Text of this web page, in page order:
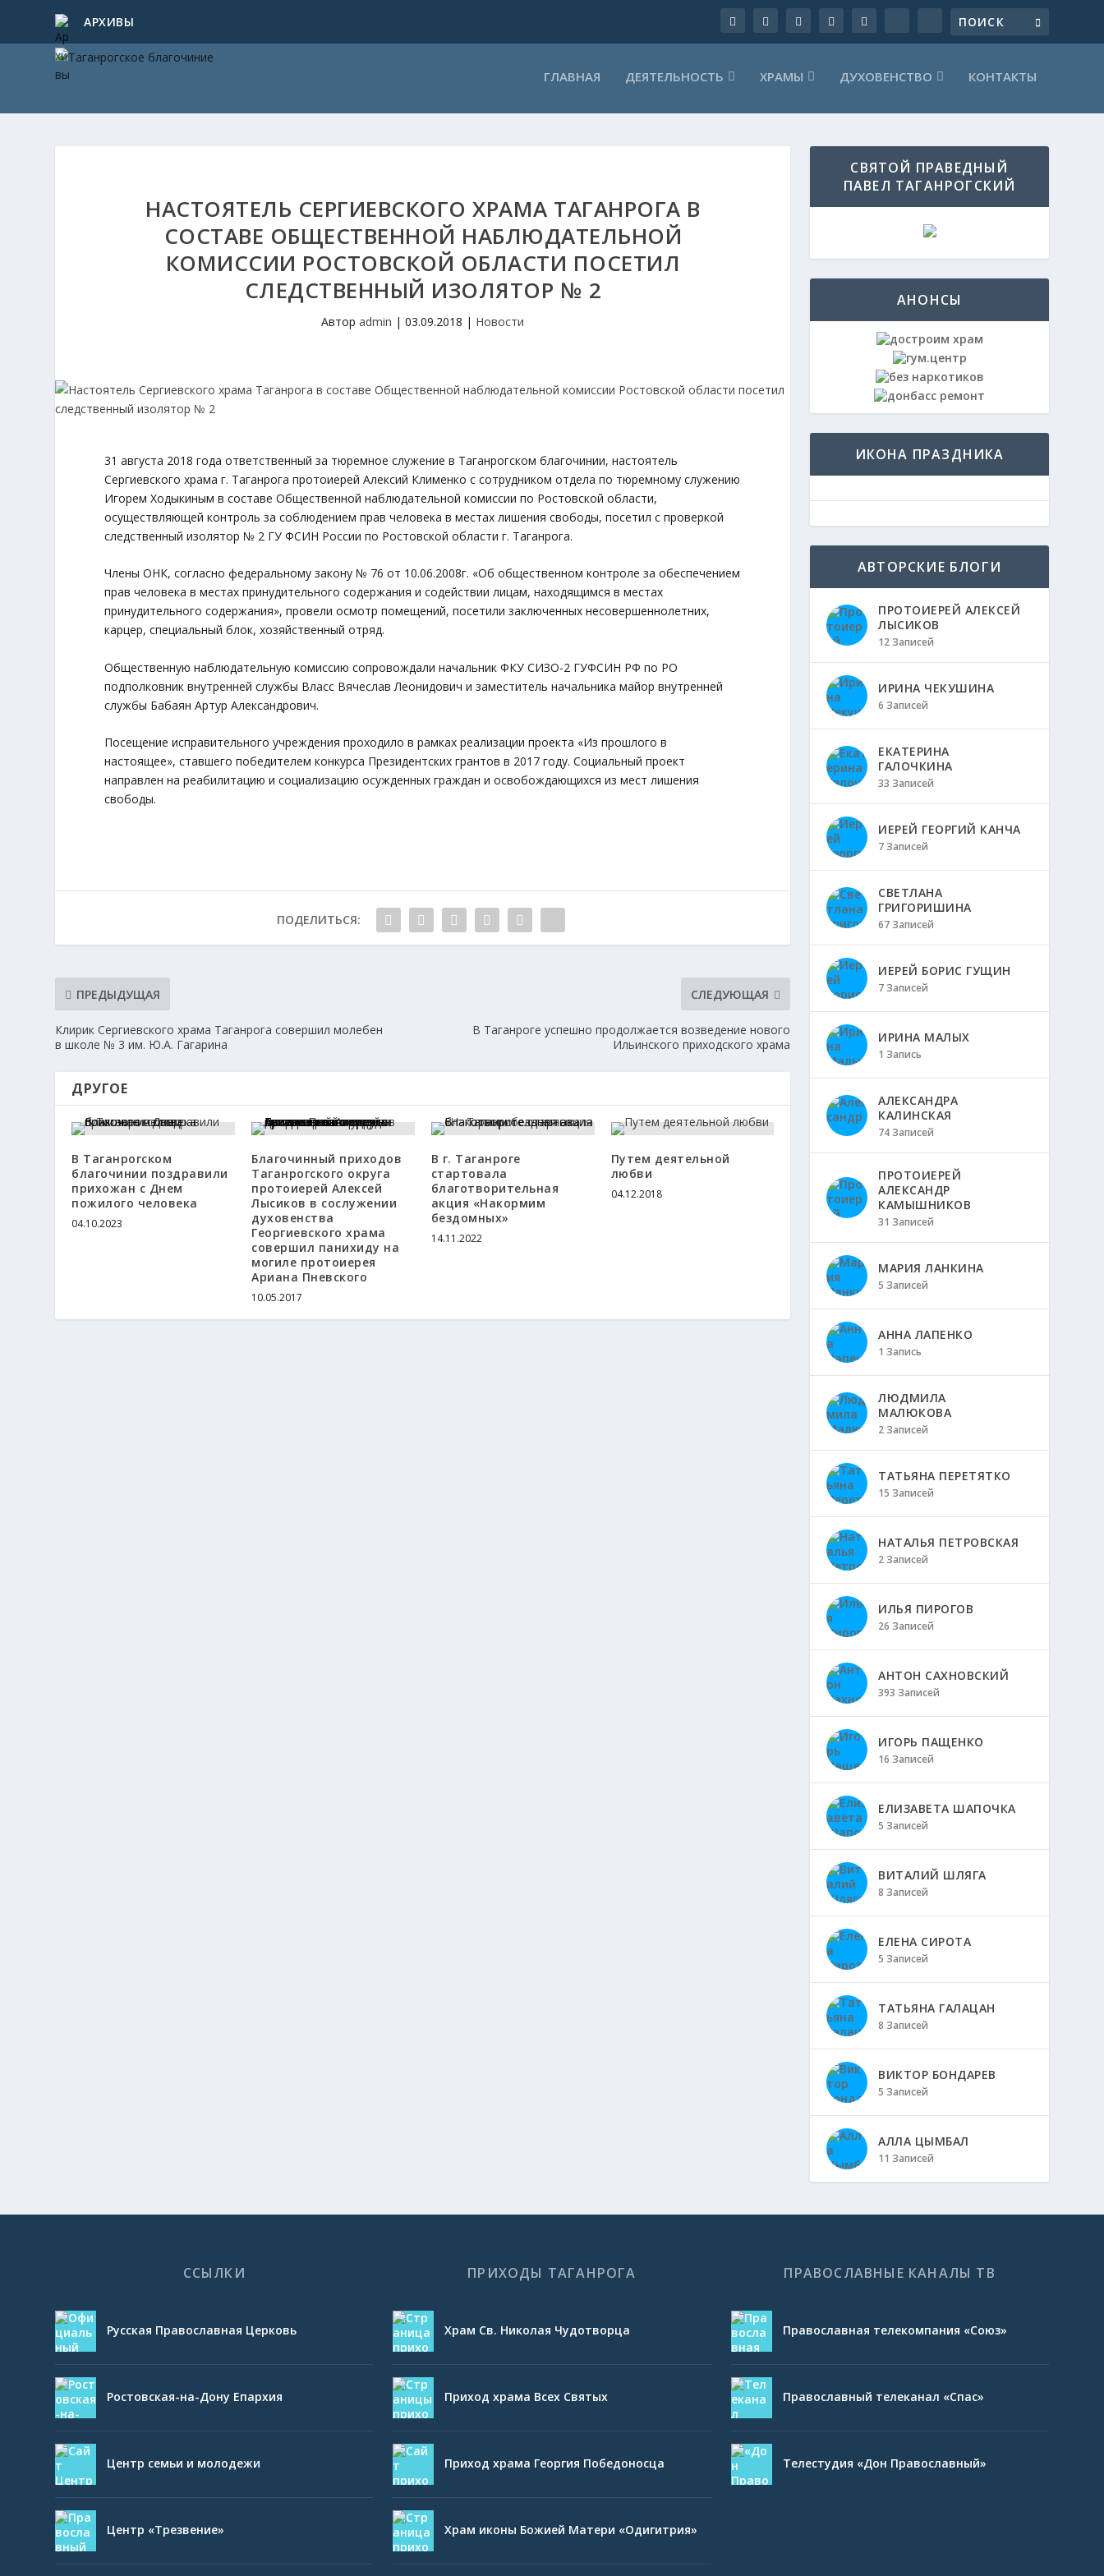
АРХИВЫ
ГЛАВНАЯ ДЕЯТЕЛЬНОСТЬ ХРАМЫ ДУХОВЕНСТВО КОНТАКТЫ
НАСТОЯТЕЛЬ СЕРГИЕВСКОГО ХРАМА ТАГАНРОГА В
СОСТАВЕ ОБЩЕСТВЕННОЙ НАБЛЮДАТЕЛЬНОЙ
КОМИССИИ РОСТОВСКОЙ ОБЛАСТИ ПОСЕТИЛ
СЛЕДСТВЕННЫЙ ИЗОЛЯТОР № 2
Авторadmin |03.09.2018 | Новости
31 августа 2018 года ответственный за тюремное служение в Таганрогском благочинии, настоятель
Сергиевского храма г. Таганрога протоиерей Алексий Клименко с сотрудником отдела по тюремному служению
Игорем Ходыкиным в составе Общественной наблюдательной комиссии по Ростовской области,
осуществляющей контроль за соблюдением прав человека в местах лишения свободы, посетил с проверкой
следственный изолятор № 2 ГУ ФСИН России по Ростовской области г. Таганрога.
Члены ОНК, согласно федеральному закону № 76 от 10.06.2008г. «Об общественном контроле за обеспечением
прав человека в местах принудительного содержания и содействии лицам, находящимся в местах
принудительного содержания», провели осмотр помещений, посетили заключенных несовершеннолетних,
карцер, специальный блок, хозяйственный отряд.
Общественную наблюдательную комиссию сопровождали начальник ФКУ СИЗО-2 ГУФСИН РФ по РО
подполковник внутренней службы Власс Вячеслав Леонидович и заместитель начальника майор внутренней
службы Бабаян Артур Александрович.
Посещение исправительного учреждения проходило в рамках реализации проекта «Из прошлого в
настоящее», ставшего победителем конкурса Президентских грантов в 2017 году. Социальный проект
направлен на реабилитацию и социализацию осужденных граждан и освобождающихся из мест лишения
свободы.
ПОДЕЛИТЬСЯ:
ПРЕДЫДУЩАЯ
Клирик Сергиевского храма Таганрога совершил молебен
в школе № 3 им. Ю.А. Гагарина
СЛЕДУЮЩАЯ
В Таганроге успешно продолжается возведение нового
Ильинского приходского храма
ДРУГОЕ
В Таганрогском
благочинии поздравили
прихожан с Днем
пожилого человека
04.10.2023
Благочинный приходов
Таганрогского округа
протоиерей Алексей
Лысиков в сослужении
духовенства
Георгиевского храма
совершил панихиду на
могиле протоиерея
Ариана Пневского
10.05.2017
В г. Таганроге
стартовала
благотворительная
акция «Накормим
бездомных»
14.11.2022
Путем деятельной
любви
04.12.2018
СВЯТОЙ ПРАВЕДНЫЙ
ПАВЕЛ ТАГАНРОГСКИЙ
АНОНСЫ
ИКОНА ПРАЗДНИКА
АВТОРСКИЕ БЛОГИ
ПРОТОИЕРЕЙ АЛЕКСЕЙ
ЛЫСИКОВ
12 Записей
ИРИНА ЧЕКУШИНА
6 Записей
ЕКАТЕРИНА
ГАЛОЧКИНА
33 Записей
ИЕРЕЙ ГЕОРГИЙ КАНЧА
7 Записей
СВЕТЛАНА
ГРИГОРИШИНА
67 Записей
ИЕРЕЙ БОРИС ГУЩИН
7 Записей
ИРИНА МАЛЫХ
1 Запись
АЛЕКСАНДРА
КАЛИНСКАЯ
74 Записей
ПРОТОИЕРЕЙ
АЛЕКСАНДР
КАМЫШНИКОВ
31 Записей
МАРИЯ ЛАНКИНА
5 Записей
АННА ЛАПЕНКО
1 Запись
ЛЮДМИЛА
МАЛЮКОВА
2 Записей
ТАТЬЯНА ПЕРЕТЯТКО
15 Записей
НАТАЛЬЯ ПЕТРОВСКАЯ
2 Записей
ИЛЬЯ ПИРОГОВ
26 Записей
АНТОН САХНОВСКИЙ
393 Записей
ИГОРЬ ПАЩЕНКО
16 Записей
ЕЛИЗАВЕТА ШАПОЧКА
5 Записей
ВИТАЛИЙ ШЛЯГА
8 Записей
ЕЛЕНА СИРОТА
5 Записей
ТАТЬЯНА ГАЛАЦАН
8 Записей
ВИКТОР БОНДАРЕВ
5 Записей
АЛЛА ЦЫМБАЛ
11 Записей
ССЫЛКИ
Русская Православная Церковь
Ростовская-на-Дону Епархия
Центр семьи и молодежи
Центр «Трезвение»
ПРИХОДЫ ТАГАНРОГА
Храм Св. Николая Чудотворца
Приход храма Всех Святых
Приход храма Георгия Победоносца
Храм иконы Божией Матери «Одигитрия»
ПРАВОСЛАВНЫЕ КАНАЛЫ ТВ
Православная телекомпания «Союз»
Православный телеканал «Спас»
Телестудия «Дон Православный»